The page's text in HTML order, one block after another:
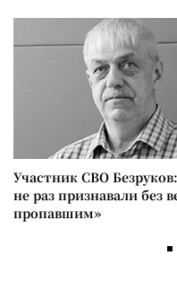
Участник СВО
не раз признавали без
пропавшим»